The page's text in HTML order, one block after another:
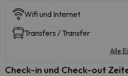
Wifi und Internet
Transfers / Transfer
Alle
Check-in und Check-out